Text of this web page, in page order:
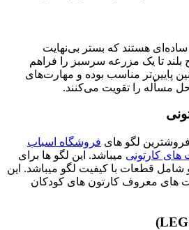
هستند که بستر بی‌نهایت
تا یک مزرعه سرسبز را فراهم
پایین‌تر مناسب بوده و مهارت‌های
مسأله را تقویت می‌کنند.
لگو های فروشگاه اسباب
کارتونیمیباشد. این لگو ها برای
و شامل قطعات با کیفیت لگو میباشد. این
های معروف کارتون های کودکان